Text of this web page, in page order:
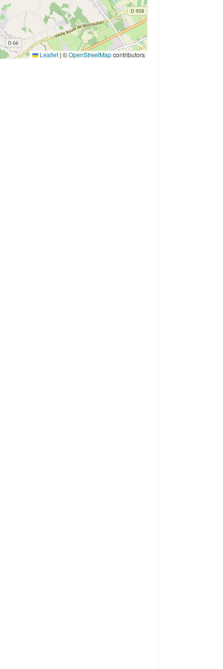
Leaflet | ©OpenStreetMapcontributors